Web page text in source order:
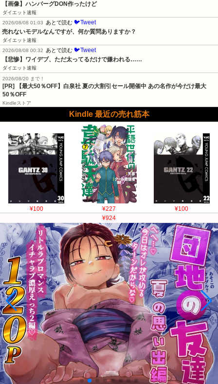
【画像】ハンバーグDON作ったけど
ダイエット速報
2026/08/08 01:03
あとで読む 🐦Tweet
売れないモデルなんですが、何か質問ありますか？
ダイエット速報
2026/08/08 00:32
あとで読む 🐦Tweet
【悲惨】ワイデブ、ただ太ってるだけで嫌われる……
ダイエット速報
2026/08/20 まで！
[PR]
【最大50％OFF】白泉社 夏の大割引セール開催中 あの名作が今だけ最大
50％OFF
Kindleストア
Kindle 最近の売れ筋本
¥100 ¥227
¥100
¥924